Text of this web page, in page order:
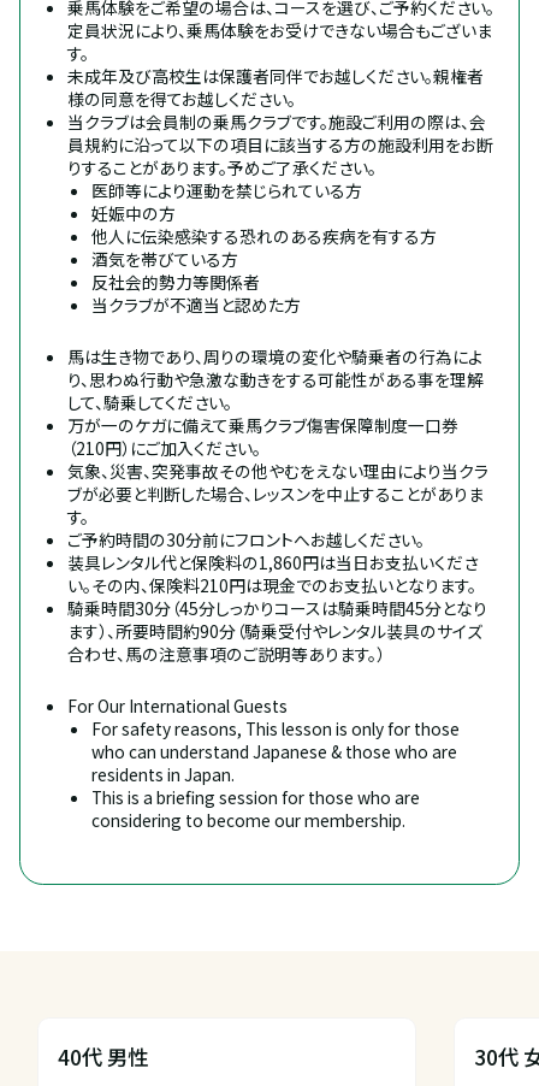
乗馬体験をご希望の場合は、コースを選び、ご予約ください。
定員状況により、乗馬体験をお受けできない場合もございま
す。
未成年及び高校生は保護者同伴でお越しください。親権者
様の同意を得てお越しください。
当クラブは会員制の乗馬クラブです。施設ご利用の際は、会
員規約に沿って以下の項目に該当する方の施設利用をお断
りすることがあります。予めご了承ください。
医師等により運動を禁じられている方
妊娠中の方
他人に伝染感染する恐れのある疾病を有する方
酒気を帯びている方
反社会的勢力等関係者
当クラブが不適当と認めた方
馬は生き物であり、周りの環境の変化や騎乗者の行為によ
り、思わぬ行動や急激な動きをする可能性がある事を理解
して、騎乗してください。
万が一のケガに備えて乗馬クラブ傷害保障制度一口券
（210円）にご加入ください。
気象、災害、突発事故その他やむをえない理由により当クラ
ブが必要と判断した場合、レッスンを中止することがありま
す。
ご予約時間の30分前にフロントへお越しください。
装具レンタル代と保険料の1,860円は当日お支払いくださ
い。その内、保険料210円は現金でのお支払いとなります。
騎乗時間30分（45分しっかりコースは騎乗時間45分となり
ます）、所要時間約90分（騎乗受付やレンタル装具のサイズ
合わせ、馬の注意事項のご説明等あります。）
For Our International Guests
For safety reasons, This lesson is only for those
who can understand Japanese & those who are
residents in Japan.
This is a briefing session for those who are
considering to become our membership.
40代 男性 30代